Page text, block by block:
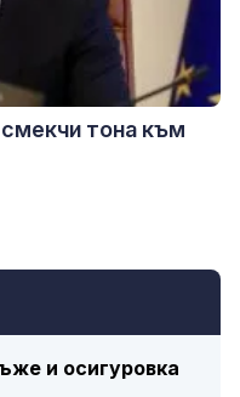
и осигуровка
тона към